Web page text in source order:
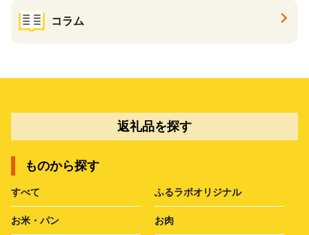
コラム
返礼品を探す
ものから探す
すべて ふるラボオリジナル
お米・パン お肉